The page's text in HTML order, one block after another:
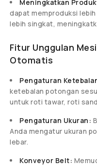
Meningkatkan
dapat memproduksi
lebih singkat,
Fitur Unggulan
Otomatis
Pengaturan
ketebalan potongan
untuk roti tawar, roti
Pengaturan Ukuran:
Anda mengatur ukuran
lebar.
Konveyor Belt: